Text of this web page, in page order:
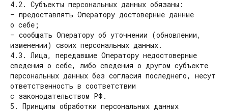
4.2. Субъекты персональных данных обязаны:
— предоставлять Оператору достоверные данные
о себе;
— сообщать Оператору об уточнении (обновлении,
изменении) своих персональных данных.
4.3. Лица, передавшие Оператору недостоверные
сведения о себе, либо сведения о другом субъекте
персональных данных без согласия последнего, несут
ответственность в соответствии
с законодательством РФ.
5. Принципы обработки персональных данных